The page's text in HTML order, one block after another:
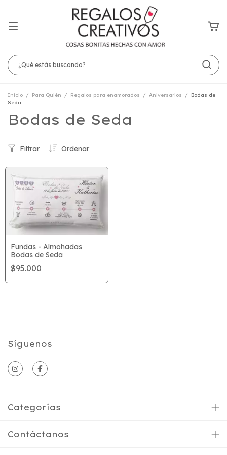
Inicio / Para Quién / Regalos para enamorados / Aniversarios /
Bodas de
Seda
Bodas de Seda
Ordenar
Filtrar
Fundas - Almohadas
Bodas de Seda
$95.000
Síguenos
Categorías
Contáctanos